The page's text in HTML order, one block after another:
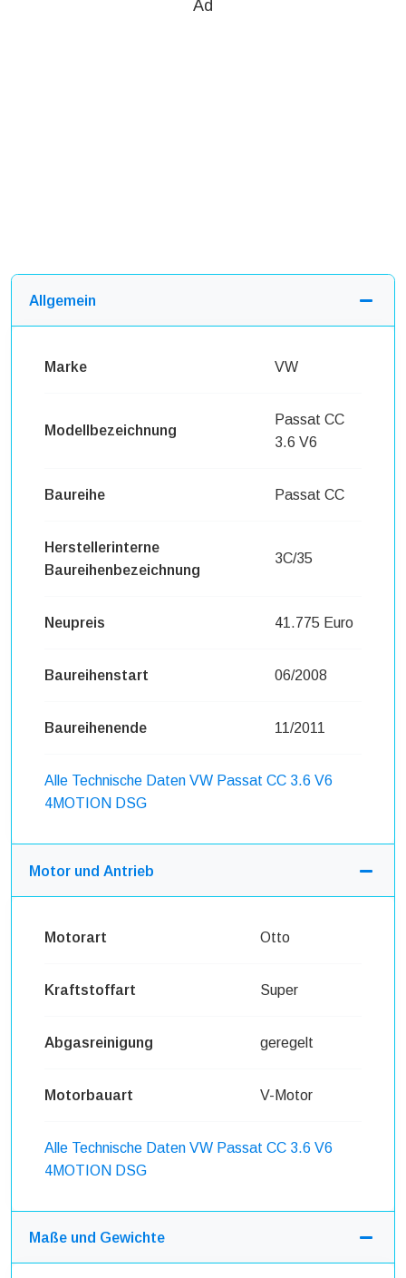
Ad
Allgemein
Marke VW
Modellbezeichnung
Passat CC
3.6 V6
Baureihe Passat CC
Herstellerinterne
Baureihenbezeichnung
3C/35
Neupreis 41.775 Euro
Baureihenstart 06/2008
Baureihenende 11/2011
Alle Technische Daten VW Passat CC 3.6 V6
4MOTION DSG
Motor und Antrieb
Motorart Otto
Kraftstoffart Super
Abgasreinigung geregelt
Motorbauart V-Motor
Alle Technische Daten VW Passat CC 3.6 V6
4MOTION DSG
Maße und Gewichte